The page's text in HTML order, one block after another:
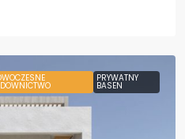
PRYWATNY
BASEN